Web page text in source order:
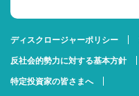
ディスクロージャーポリシー
反社会的勢力に対する基本方針
特定投資家の皆さまへ